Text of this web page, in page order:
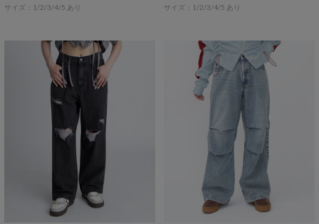
サイズ：1/2/3/4/5 あり サイズ：1/2/3/4/5 あり